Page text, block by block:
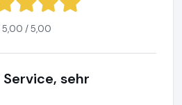
5,00 / 5,00
sehr